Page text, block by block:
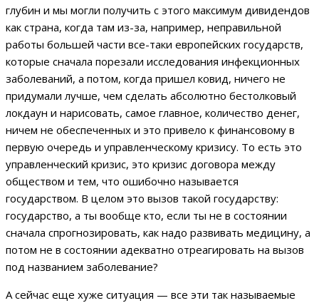
глубин и мы могли получить с этого максимум дивидендов
как страна, когда там из-за, например, неправильной
работы большей части все-таки европейских государств,
которые сначала порезали исследования инфекционных
заболеваний, а потом, когда пришел ковид, ничего не
придумали лучше, чем сделать абсолютно бестолковый
локдаун и нарисовать, самое главное, количество денег,
ничем не обеспеченных и это привело к финансовому в
первую очередь и управленческому кризису. То есть это
управленческий кризис, это кризис договора между
обществом и тем, что ошибочно называется
государством. В целом это вызов такой государству:
государство, а ты вообще кто, если ты не в состоянии
сначала спрогнозировать, как надо развивать медицину, а
потом не в состоянии адекватно отреагировать на вызов
под названием заболевание?
А сейчас еще хуже ситуация — все эти так называемые